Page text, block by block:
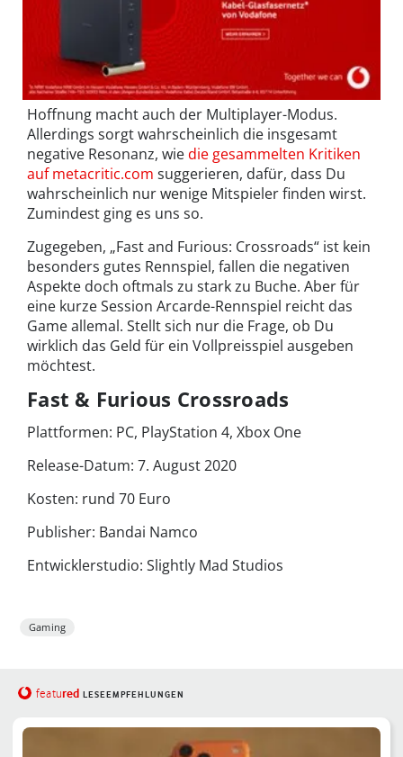
Hoffnung macht auch der Multiplayer-Modus.
Allerdings sorgt wahrscheinlich die insgesamt
negative Resonanz, wiedie gesammelten Kritiken
auf metacritic.com suggerieren, dafür, dass Du
wahrscheinlich nur wenige Mitspieler finden wirst.
Zumindest ging es uns so.
Zugegeben, „Fast and Furious: Crossroads“ ist kein
besonders gutes Rennspiel, fallen die negativen
Aspekte doch oftmals zu stark zu Buche. Aber für
eine kurze Session Arcarde-Rennspiel reicht das
Game allemal. Stellt sich nur die Frage, ob Du
wirklich das Geld für ein Vollpreisspiel ausgeben
möchtest.
Fast & Furious Crossroads
Plattformen: PC, PlayStation 4, Xbox One
Release-Datum: 7. August 2020
Kosten: rund 70 Euro
Publisher: Bandai Namco
Entwicklerstudio: Slightly Mad Studios
Gaming
featured LESEEMPFEHLUNGEN